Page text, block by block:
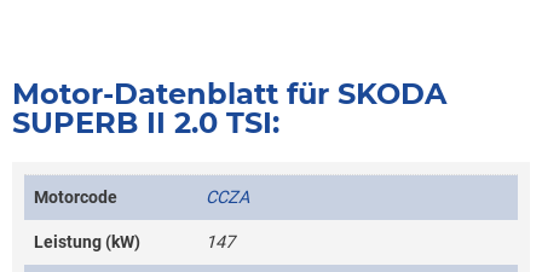
Motor-Datenblatt für SKODA
SUPERB II 2.0 TSI:
Motorcode CCZA
Leistung (kW) 147